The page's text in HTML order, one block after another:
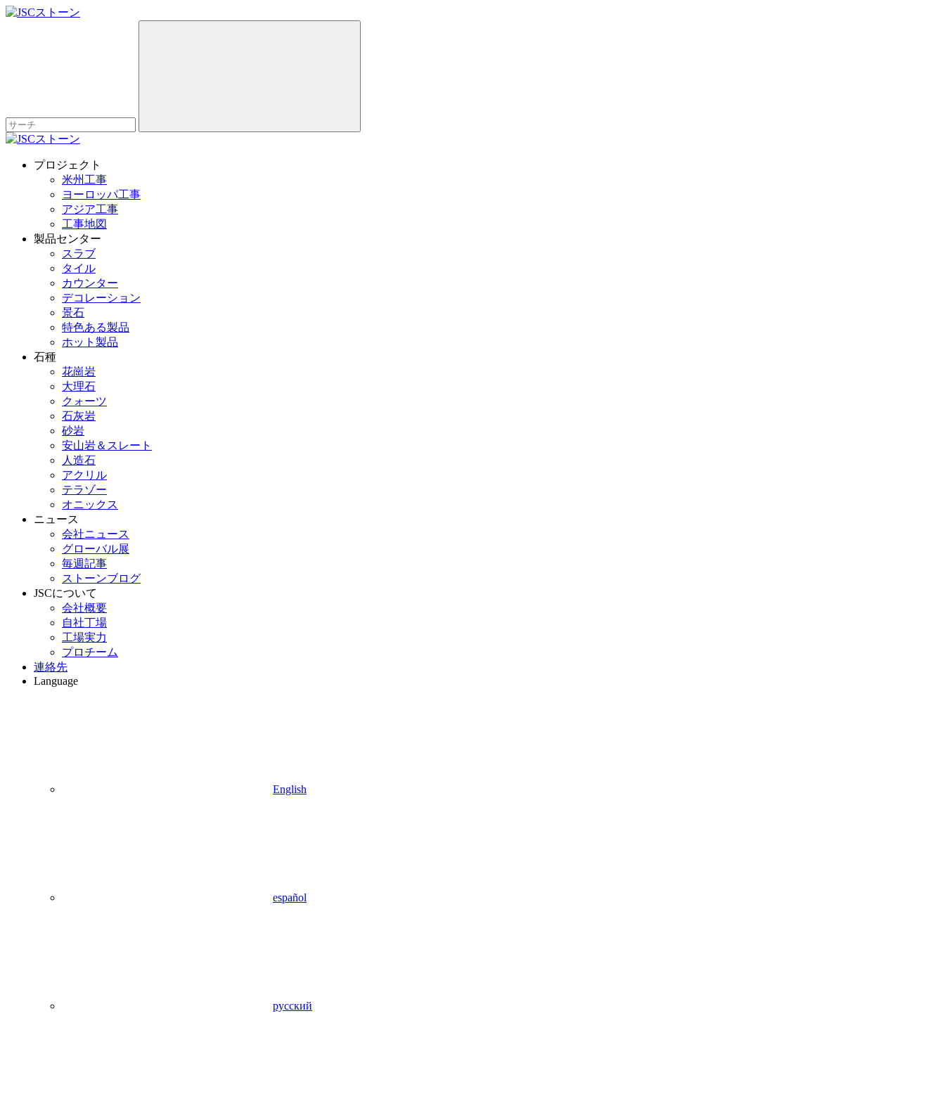
プロジェクト
米州工事
ヨーロッパ工事
アジア工事
工事地図
製品センター
スラブ
タイル
カウンター
デコレーション
景石
特色ある製品
ホット製品
石種
花崗岩
大理石
クォーツ
石灰岩
砂岩
安山岩＆スレート
人造石
アクリル
テラゾー
オニックス
ニュース
会社ニュース
グローバル展
毎週記事
ストーンブログ
JSCについて
会社概要
自社丁場
工場実力
プロチーム
連絡先
Language
English
español
русский